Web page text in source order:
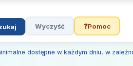
Wyczyść ❓Pomoc
dostępne w każdym dniu, w